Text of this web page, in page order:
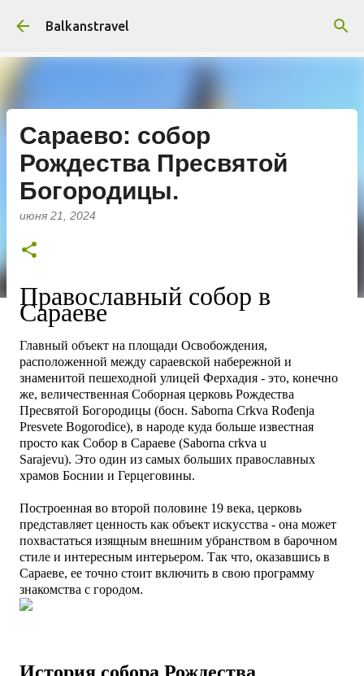
К основному контенту
Balkanstravel
Сараево: собор
Рождества Пресвятой
Богородицы.
июня 21, 2024
Православный собор в
Сараеве
Главный объект на площади Освобождения,
расположенной между сараевской набережной и
знаменитой пешеходной улицей Ферхадия - это, конечно
же, величественная Соборная церковь Рождества
Пресвятой Богородицы (босн. Saborna Crkva Rođenja
Presvete Bogorodice), в народе куда больше известная
просто как Собор в Сараеве (Saborna crkva u
Sarajevu). Это один из самых больших православных
храмов Боснии и Герцеговины.
Построенная во второй половине 19 века, церковь
представляет ценность как объект искусства - она может
похвастаться изящным внешним убранством в барочном
стиле и интересным интерьером. Так что, оказавшись в
Сараеве, ее точно стоит включить в свою программу
знакомства с городом.